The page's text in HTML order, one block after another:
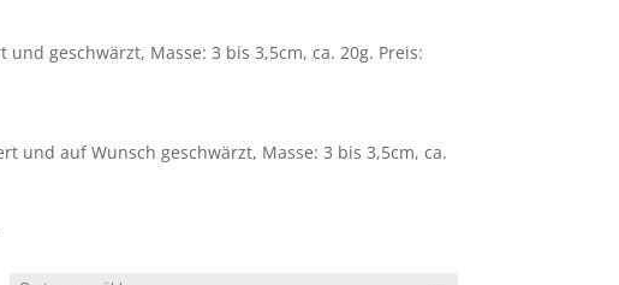
und geschwärzt, Masse: 3 bis 3,5cm, ca. 20g. Preis:
und auf Wunsch geschwärzt, Masse: 3 bis 3,5cm, ca.